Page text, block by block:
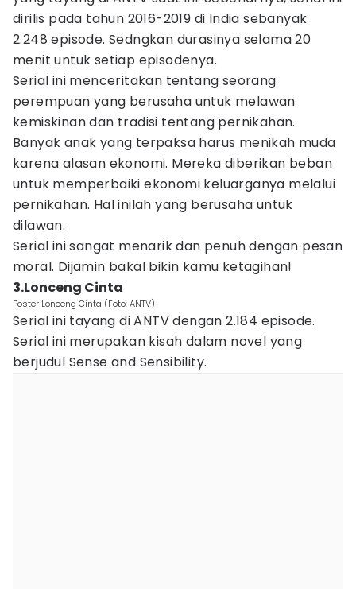
dirilis pada tahun 2016-2019 di India sebanyak
2.248 episode. Sedngkan durasinya selama 20
menit untuk setiap episodenya.
Serial ini menceritakan tentang seorang
perempuan yang berusaha untuk melawan
kemiskinan dan tradisi tentang pernikahan.
Banyak anak yang terpaksa harus menikah muda
karena alasan ekonomi. Mereka diberikan beban
untuk memperbaiki ekonomi keluarganya melalui
pernikahan. Hal inilah yang berusaha untuk
dilawan.
Serial ini sangat menarik dan penuh dengan pesan
moral. Dijamin bakal bikin kamu ketagihan!
3.Lonceng Cinta
Poster Lonceng Cinta (Foto: ANTV)
Serial ini tayang di ANTV dengan 2.184 episode.
Serial ini merupakan kisah dalam novel yang
berjudul Sense and Sensibility.